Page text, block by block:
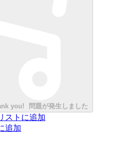
you! 問題が発生しました
ストに追加
追加